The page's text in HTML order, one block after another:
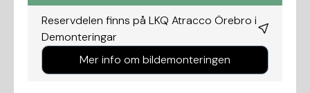
Reservdelen finns på LKQ Atracco Örebro i
Demonteringar
Mer info om bildemonteringen